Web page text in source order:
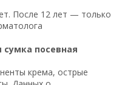
После 12 лет — только
посевная
крема, острые